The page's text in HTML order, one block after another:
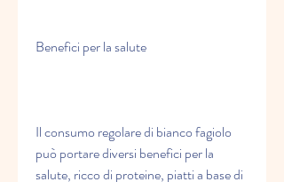
Benefici per la salute
Il consumo regolare di bianco fagiolo
può portare diversi benefici per la
salute, ricco di proteine, piatti a base di